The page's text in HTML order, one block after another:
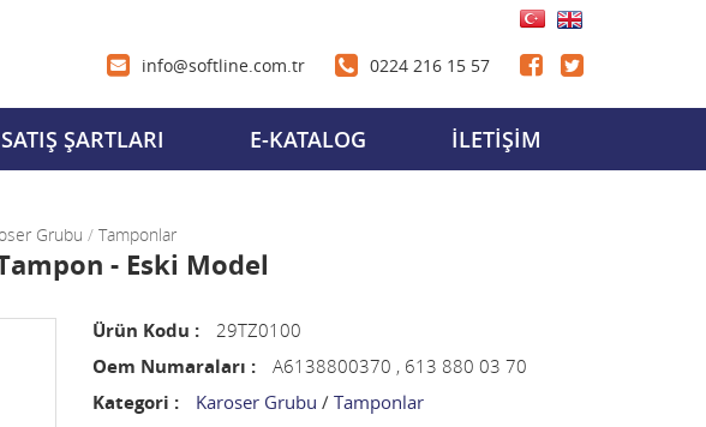
info@softline.com.tr 0224 216 15 57
SATIŞ ŞARTLARI E-KATALOG İLETİŞİM
Grubu / Tamponlar
- Eski Model
Ürün Kodu :
29TZ0100
Oem Numaraları :
A6138800370 , 613 880 03 70
Kategori :
Karoser Grubu/Tamponlar